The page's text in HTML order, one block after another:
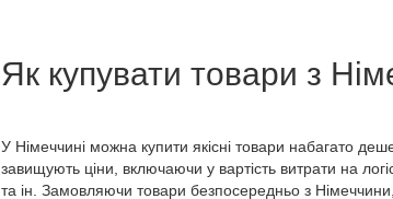
Як купувати товари з
У Німеччині можна купити якісні товари набагато
завищують ціни, включаючи у вартість витрати на
та ін. Замовляючитовари безпосередньо з Німеччини